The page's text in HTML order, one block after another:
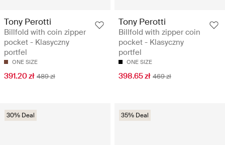
Tony Perotti
Billfold with coin zipper
pocket - Klasyczny
portfel
ONE SIZE
391.20 zł 489 zł
Tony Perotti
Billfold with zipper coin
pocket - Klasyczny
portfel
ONE SIZE
398.65 zł 469 zł
30% Deal 35% Deal